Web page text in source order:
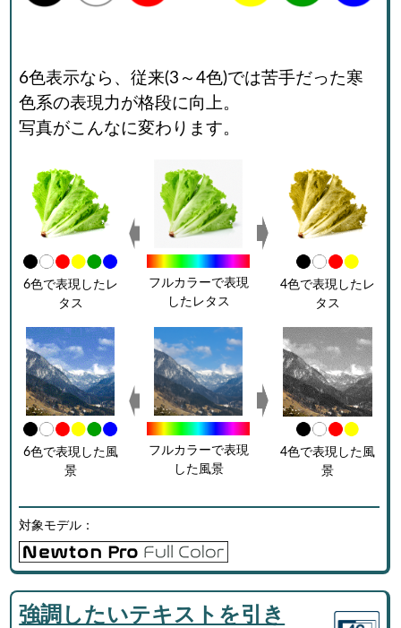
6色表示なら、従来(3～4色)では苦手だった寒
色系の表現力が格段に向上。
写真がこんなに変わります。
6色で表現したレ
タス
フルカラーで表現
したレタス
4色で表現したレ
タス
6色で表現した風
景
フルカラーで表現
した風景
4色で表現した風
景
対象モデル：
強調したいテキストを引き